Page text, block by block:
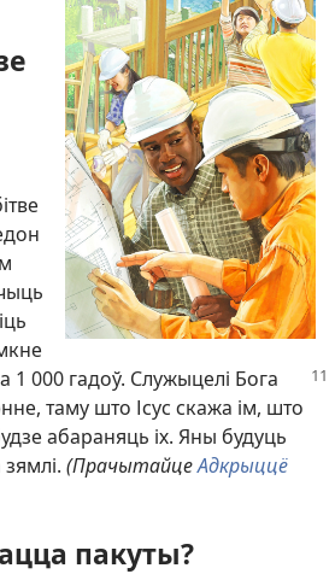
1 000 гадоў. Служыцелі Бога
таму што Ісус скажа ім, што
абараняць іх. Яны будуць
(ПрачытайцеАдкрыццё
пакуты?